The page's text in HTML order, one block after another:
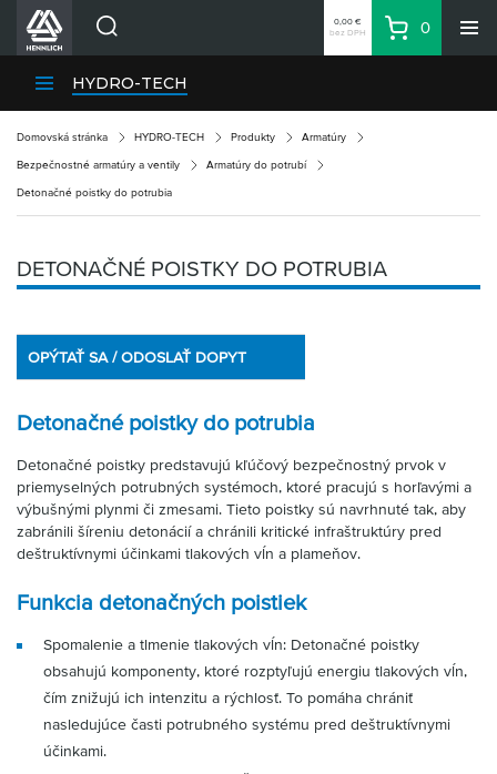
Divízie HENNLICH
Kariéra
Kontakty
Priemyselný park HENNLICH
Prihlásenie
Nákupný zoznam
Partner Zone
0,00 €
bez DPH
Košík
0
HYDRO-TECH
Domovská stránka HYDRO-TECH Produkty Armatúry
Bezpečnostné armatúry a ventily Armatúry do potrubí
Detonačné poistky do potrubia
DETONAČNÉ POISTKY DO POTRUBIA
OPÝTAŤ SA / ODOSLAŤ DOPYT
Detonačné poistky do potrubia
Detonačné poistky predstavujú kľúčový bezpečnostný prvok v
priemyselných potrubných systémoch, ktoré pracujú s horľavými a
výbušnými plynmi či zmesami. Tieto poistky sú navrhnuté tak, aby
zabránili šíreniu detonácií a chránili kritické infraštruktúry pred
deštruktívnymi účinkami tlakových vĺn a plameňov.
Funkcia detonačných poistiek
Spomalenie a tlmenie tlakových vĺn: Detonačné poistky
obsahujú komponenty, ktoré rozptyľujú energiu tlakových vĺn,
čím znižujú ich intenzitu a rýchlosť. To pomáha chrániť
nasledujúce časti potrubného systému pred deštruktívnymi
účinkami.